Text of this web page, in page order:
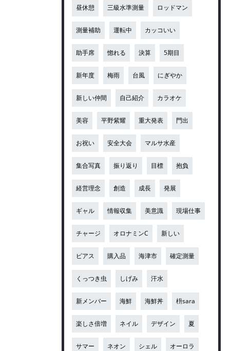
昼休憩 三級水準測量 ロッドマン
測量補助 運転中 カッコいい
助手席 惚れる 決算 5期目
新年度 梅雨 台風 にぎやか
新しい仲間 自己紹介 カラオケ
美容 平野紫耀 重大発表 門出
お祝い 安全大会 マルサ水産
集合写真 振り返り 目標 抱負
経営理念 創造 成長 発展
ギャル 情報収集 美意識 現場仕事
チャージ オロナミンC 新しい
ピアス 購入品 海津市 確定測量
くっつき虫 しげみ 汗水
新メンバー 海鮮 海鮮丼 枡sara
楽しさ倍増 ネイル デザイン 夏
サマー ネオン シェル オーロラ